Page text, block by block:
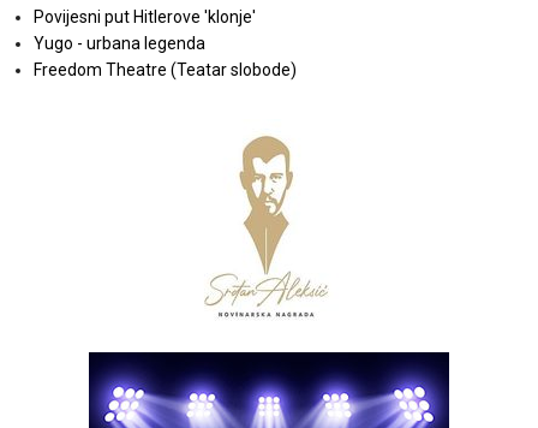
Povijesni put Hitlerove 'klonje'
Yugo - urbana legenda
Freedom Theatre (Teatar slobode)